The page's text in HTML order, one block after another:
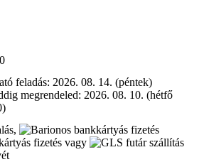
feladás: 2026. 08. 14. (péntek)
megrendeled: 2026. 08. 10. (hétfő
fizetés vagy